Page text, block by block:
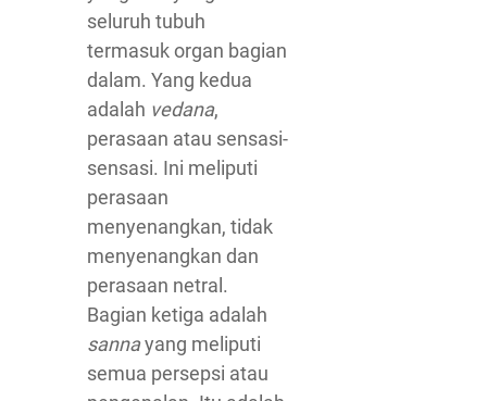
seluruh tubuh
termasuk organ bagian
dalam. Yang kedua
adalah vedana,
perasaan atau sensasi-
sensasi. Ini meliputi
perasaan
menyenangkan, tidak
menyenangkan dan
perasaan netral.
Bagian ketiga adalah
sannayang meliputi
semua persepsi atau